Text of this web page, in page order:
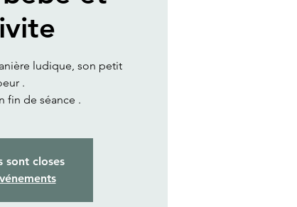
ludique, son petit
.
fin de séance .
sont closes